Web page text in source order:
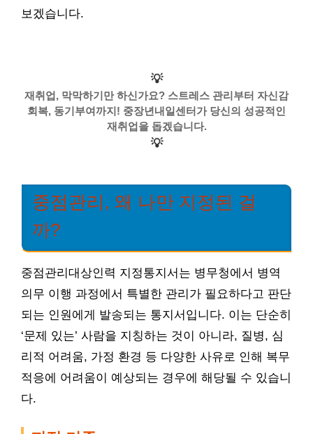
보겠습니다.
💡
재취업, 막막하기만 하신가요? 스트레스 관리부터 자신감
회복, 동기부여까지! 중장년내일센터가 당신의 성공적인
재취업을 돕겠습니다.
💡
중점관리, 왜 나만 지정된 걸
까?
중점관리대상인력 지정통지서는 병무청에서 병역
의무 이행 과정에서 특별한 관리가 필요하다고 판단
되는 인원에게 발송되는 통지서입니다. 이는 단순히
‘문제 있는’ 사람을 지칭하는 것이 아니라, 질병, 심
리적 어려움, 가정 환경 등 다양한 사유로 인해 복무
적응에 어려움이 예상되는 경우에 해당될 수 있습니
다.